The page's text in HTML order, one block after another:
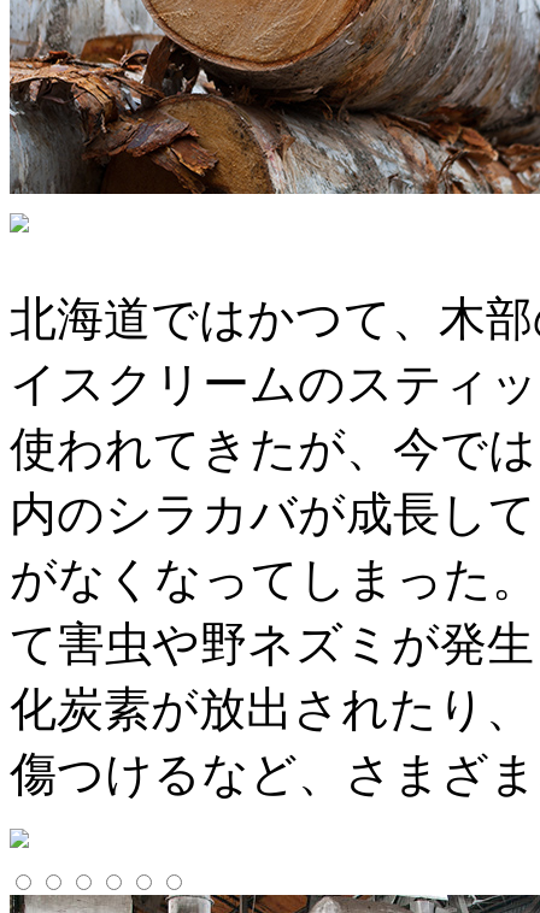
北海道ではかつて、木
イスクリームのスティ
使われてきたが、今で
内のシラカバが成長し
がなくなってしまった
て害虫や野ネズミが発
化炭素が放出されたり
傷つけるなど、さまざ